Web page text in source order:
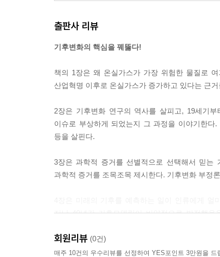
출판사 리뷰
기후변화의 핵심을 꿰뚫다!
책의 1장은 왜 온실가스가 가장 위험한 물질로
산업혁명 이후로 온실가스가 증가하고 있다는 근
2장은 기후변화 연구의 역사를 살피고, 19세기
이슈로 부상하게 되었는지 그 과정을 이야기한
등을 살핀다.
3장은 과학적 증거를 선별적으로 선택해서 믿는
과학적 증거를 조목조목 제시한다. 기후변화 부정
지난 40년간 기후모델링이 비약적으로 발전했
5장은 기후변화가 인류와 지구에 끼칠 영향을 전
회원리뷰 (0건)
매주 10건의 우수리뷰를 선정하여 YES포인트 3만원을 드